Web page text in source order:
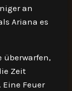
an
Ariana es
überwarfen,
Zeit
Feuer